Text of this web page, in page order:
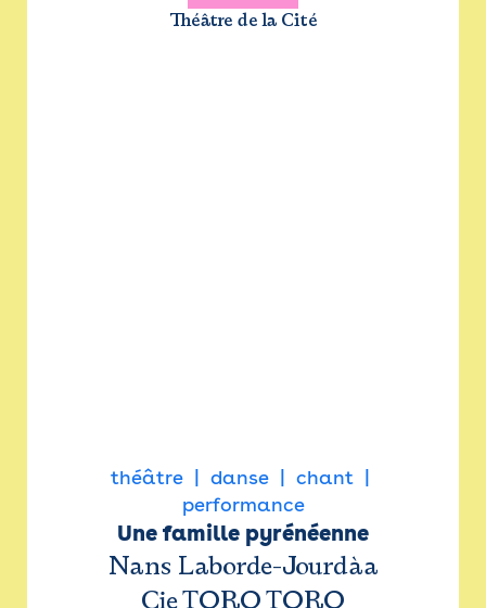
Théâtre de la Cité
théâtre danse
chant
performance
Une famille pyrénéenne
Nans Laborde-Jourdàa
Cie TORO TORO